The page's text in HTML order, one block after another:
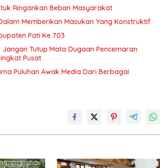
Ringankan Beban Masyarakat
Memberikan Masukan Yang Konstruktif
Pati Ke 703
Jangan Tutup Mata Dugaan Pencemaran
Pusat
Puluhan Awak Media Dari Berbagai